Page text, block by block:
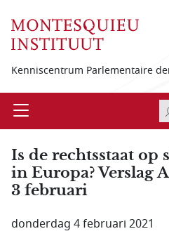
Kenniscentrum Parlementaire
Open
Is de rechtsstaat op
in Europa? Verslag
3 februari
donderdag 4 februari 2021